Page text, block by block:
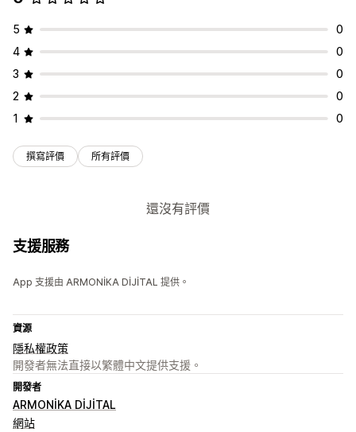
5
0
4
0
3
0
2
0
1
0
撰寫評價 所有評價
還沒有評價
支援服務
App 支援由 ARMONİKA DİJİTAL 提供。
資源
隱私權政策
開發者無法直接以繁體中文提供支援。
開發者
ARMONİKA DİJİTAL
網站